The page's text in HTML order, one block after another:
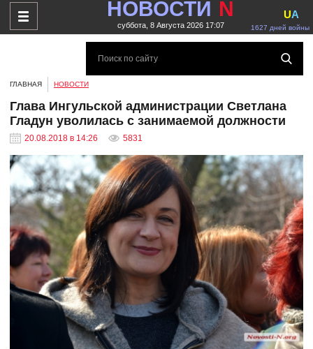
НОВОСТИ N
суббота, 8 Августа 2026 17:07 1627 дней войны
UA
ГЛАВНАЯ НОВОСТИ
Глава Ингульской администрации Светлана
Гладун уволилась с занимаемой должности
20.08.2018 в 14:26 5831